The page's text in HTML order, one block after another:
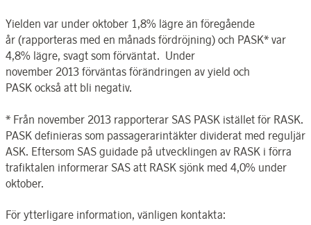
Yielden var under oktober 1,8% lägre än föregående
år (rapporteras med en månads fördröjning) och PASK* var
4,8% lägre, svagt som förväntat. Under
november 2013 förväntas förändringen av yield och
PASK också att bli negativ.
* Från november 2013 rapporterar SAS PASK istället för RASK.
PASK definieras som passagerarintäkter dividerat med reguljär
ASK. Eftersom SAS guidade på utvecklingen av RASK i förra
trafiktalen informerar SAS att RASK sjönk med 4,0% under
oktober.
För ytterligare information, vänligen kontakta: